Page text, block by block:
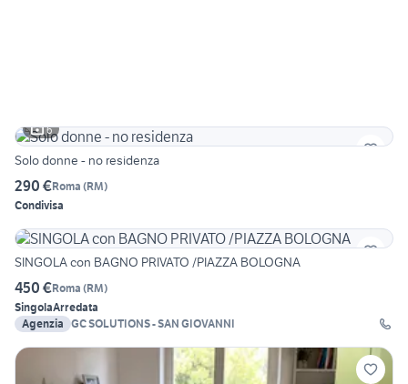
6
Solo donne - no residenza
290 €Roma (RM)
Condivisa
SINGOLA con BAGNO PRIVATO /PIAZZA BOLOGNA
450 €Roma (RM)
SingolaArredata
Agenzia GC SOLUTIONS - SAN GIOVANNI